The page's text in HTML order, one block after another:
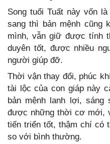
Song tuổi Tuất này vốn
sang thì bản mệnh cũng
mình, vẫn giữ được tính
duyên tốt, được nhiều
người giúp đỡ.
Thời vận thay đổi, phúc
tài lộc của con giáp này
bản mệnh lanh lợi, sáng
được những thời cơ mới,
tiến triển tốt, thậm chí có
so với bình thường.